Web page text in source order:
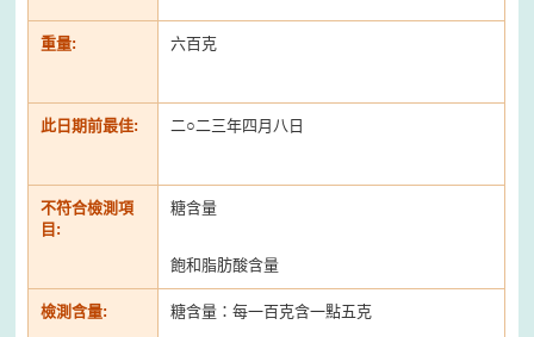
重量: 六百克
此日期前最佳: 二○二三年四月八日
不符合檢測項
目:
糖含量
飽和脂肪酸含量
檢測含量: 糖含量：每一百克含一點五克